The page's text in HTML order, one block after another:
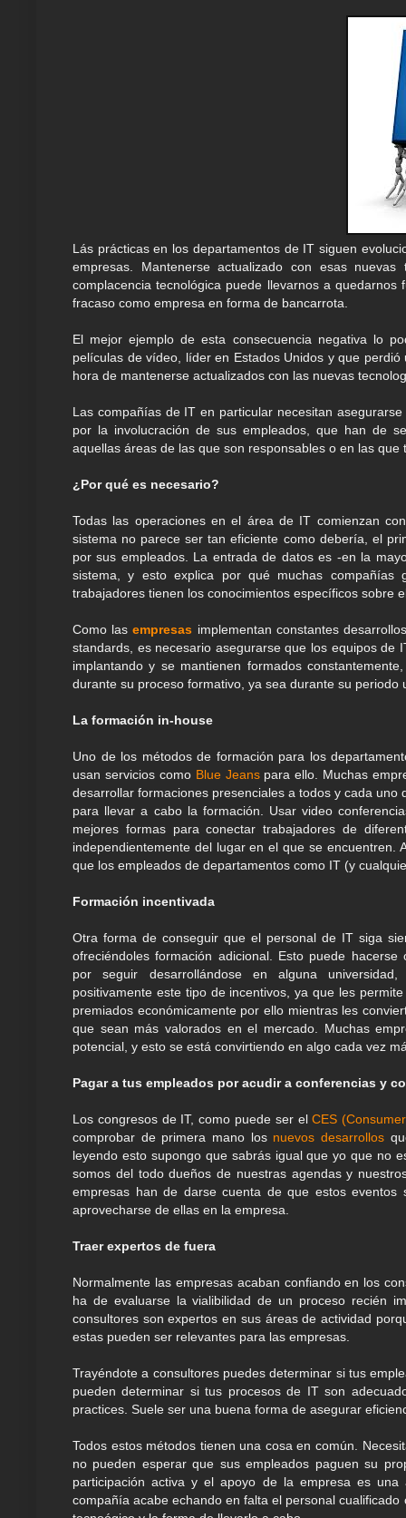
Lás prácticas en los departamentos de IT siguen
empresas. Mantenerse actualizado con esas
complacencia tecnológica puede llevarnos a
fracaso como empresa en forma de bancarrota.
El mejor ejemplo de esta consecuencia negativa lo
películas de vídeo, líder en Estados Unidos y que
hora de mantenerse actualizados con las nuevas
Las compañías de IT en particular necesitan
por la involucración de sus empleados, que han de
aquellas áreas de las que son responsables o en las que
¿Por qué es necesario?
Todas las operaciones en el área de IT comienzan
sistema no parece ser tan eficiente como debería, el
por sus empleados. La entrada de datos es -en la
sistema, y esto explica por qué muchas compañías
trabajadores tienen los conocimientos específicos sobre
Como lasempresas implementan constantes
standards, es necesario asegurarse que los equipos de
implantando y se mantienen formados
durante su proceso formativo, ya sea durante su
La formación in-house
Uno de los métodos de formación para los
usan servicios como Blue Jeanspara ello. Muchas
desarrollar formaciones presenciales a todos y cada
para llevar a cabo la formación. Usar video
mejores formas para conectar trabajadores de
independientemente del lugar en el que se encuentren.
que los empleados de departamentos como IT (y
Formación incentivada
Otra forma de conseguir que el personal de IT siga
ofreciéndoles formación adicional. Esto puede hacerse
por seguir desarrollándose en alguna
positivamente este tipo de incentivos, ya que les
premiados económicamente por ello mientras les
que sean más valorados en el mercado. Muchas
potencial, y esto se está convirtiendo en algo cada vez
Pagar a tus empleados por acudir a conferencias y
Los congresos de IT, como puede ser elCES
comprobar de primera mano los nuevos desarrollos
leyendo esto supongo que sabrás igual que yo que no
somos del todo dueños de nuestras agendas y
empresas han de darse cuenta de que estos
aprovecharse de ellas en la empresa.
Traer expertos de fuera
Normalmente las empresas acaban confiando en los
ha de evaluarse la vialibilidad de un proceso recién
consultores son expertos en sus áreas de actividad
estas pueden ser relevantes para las empresas.
Trayéndote a consultores puedes determinar si tus
pueden determinar si tus procesos de IT son
practices. Suele ser una buena forma de asegurar
Todos estos métodos tienen una cosa en común.
no pueden esperar que sus empleados paguen su
participación activa y el apoyo de la empresa es
compañía acabe echando en falta el personal